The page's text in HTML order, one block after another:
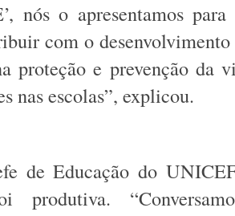
nós o apresentamos
com o
proteção e prevenção da
nas escolas”, explicou.
de Educação do
produtiva.